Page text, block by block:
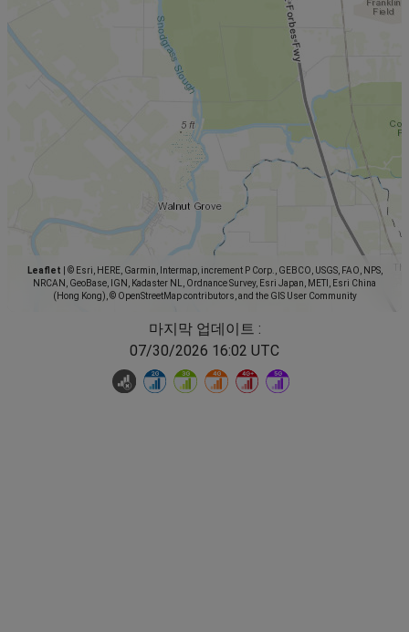
Leaflet
© Esri, HERE, Garmin, Intermap, increment P Corp., GEBCO, USGS, FAO, NPS,
NRCAN, GeoBase, IGN, Kadaster NL, Ordnance Survey, Esri Japan, METI, Esri China
(Hong Kong), © OpenStreetMap contributors, and the GIS User Community
마지막 업데이트 :
07/30/2026 16:02 UTC